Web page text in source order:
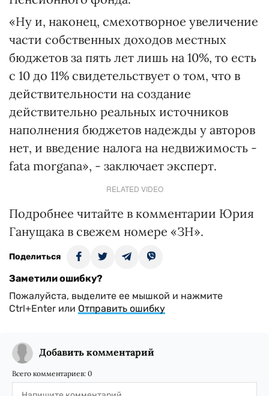
«Ну и, наконец, смехотворное увеличение
части собственных доходов местных
бюджетов за пять лет лишь на 10%, то есть
с 10 до 11% свидетельствует о том, что в
действительности на создание
действительно реальных источников
наполнения бюджетов надежды у авторов
нет, и введение налога на недвижимость -
fata morgana», - заключает эксперт.
RELATED VIDEO
Подробнее читайте в комментарии Юрия
Ганущака в свежем номере «ЗН».
Поделиться
Заметили ошибку?
Пожалуйста, выделите ее мышкой и нажмите
Ctrl+Enter или Отправить ошибку
Добавить комментарий
Всего комментариев: 0